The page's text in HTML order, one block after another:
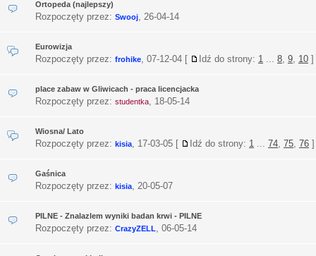
Ortopeda (najlepszy)
Rozpoczęty przez: Swooj, 26-04-14
Eurowizja
Rozpoczęty przez: frohike, 07-12-04 [ Idź do strony: 1 ... 8, 9, 10 ]
place zabaw w Gliwicach - praca licencjacka
Rozpoczęty przez: studentka, 18-05-14
Wiosna/ Lato
Rozpoczęty przez: kisia, 17-03-05 [ Idź do strony: 1 ... 74, 75, 76 ]
Gaśnica
Rozpoczęty przez: kisia, 20-05-07
PILNE - Znalazlem wyniki badan krwi - PILNE
Rozpoczęty przez: CrazyZELL, 06-05-14